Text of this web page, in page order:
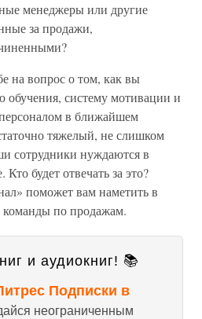
менеджеры или другие
за продажи,
на вопрос о том, как вы
обучения, систему мотивации и
в ближайшем
тяжелый, не слишком
сотрудники нуждаются в
будет отвечать за это?
поможет вам наметить в
команды по продажам.
и аудиокниг! 📚
Подписки в
неограниченным